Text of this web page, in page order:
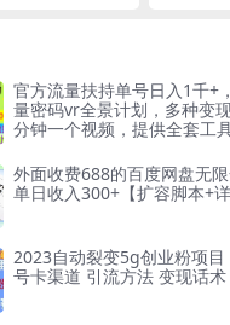
官方流量扶持单号日入1千+
量密码vr全景计划，多种变
分钟一个视频，提供全套工
作，可长期做的项目！
外面收费688的百度网盘无
单日收入300+【扩容脚本+详
2023自动裂变5g创业粉项
号卡渠道 引流方法 变现话术